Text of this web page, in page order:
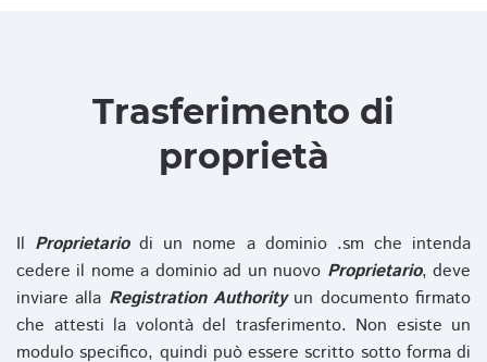
Trasferimento di
proprietà
Il Proprietariodi un nome a dominio .sm che intenda
cedere il nome a dominio ad un nuovo Proprietario, deve
inviare alla Registration Authorityun documento firmato
che attesti la volontà del trasferimento. Non esiste un
modulo specifico, quindi può essere scritto sotto forma di